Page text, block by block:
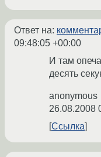
Ответ на:
09:48:05 +00:00
И там
десять
anonymous
26.08.2008
Ссылка